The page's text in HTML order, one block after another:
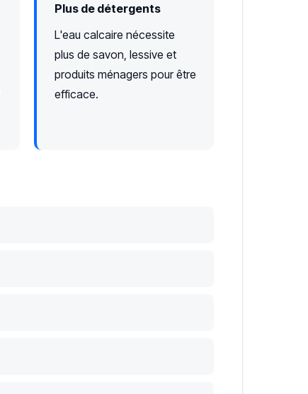
Plus de détergents
L'eau calcaire nécessite
plus de savon, lessive et
produits ménagers pour être
efficace.